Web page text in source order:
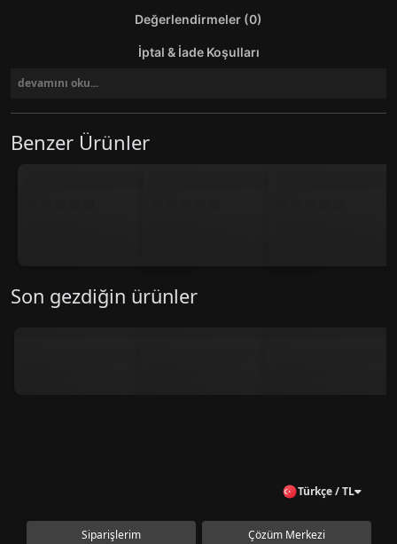
Değerlendirmeler (0)
İptal & İade Koşulları
devamını oku...
Benzer Ürünler
Son gezdiğin ürünler
Türkçe / TL
Siparişlerim Çözüm Merkezi